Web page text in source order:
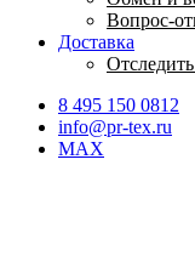
Вопрос-
Доставка
Отследить
8 495 150 0812
info@pr-tex.ru
MAX